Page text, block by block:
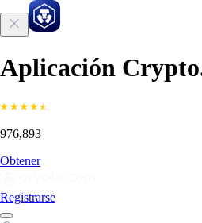
Aplicación
976,893
Obtener
Registrarse